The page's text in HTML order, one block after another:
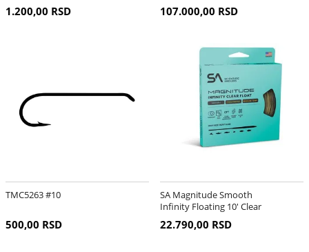
1.200,00 RSD 107.000,00 RSD
TMC5263 #10
500,00 RSD
SA Magnitude Smooth
Infinity Floating 10' Clear
Tip
22.790,00 RSD